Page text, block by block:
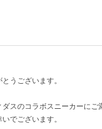
うございます。
スのコラボスニーカーに
でございます。